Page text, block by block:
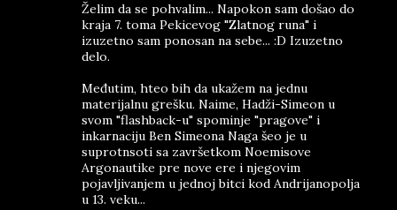
Želim da se pohvalim... Napokon sam došao do
kraja 7. toma Pekicevog "Zlatnog runa" i
izuzetno sam ponosan na sebe... :D Izuzetno
delo.
Međutim, hteo bih da ukažem na jednu
materijalnu grešku. Naime, Hadži-Simeon u
svom "flashback-u" spominje "pragove" i
inkarnaciju Ben Simeona Naga šeo je u
suprotnsoti sa završetkom Noemisove
Argonautike pre nove ere i njegovim
pojavljivanjem u jednoj bitci kod Andrijanopolja
u 13. veku...